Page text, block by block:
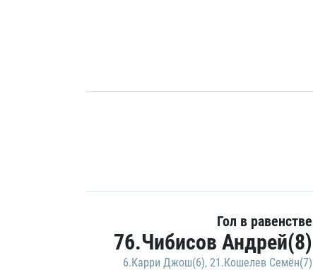
Гол в равенстве
76.Чибисов Андрей(8)
6.Карри Джош(6), 21.Кошелев Семён(7)